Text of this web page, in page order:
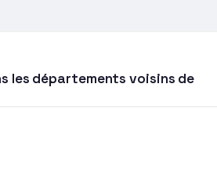
les départements voisins de